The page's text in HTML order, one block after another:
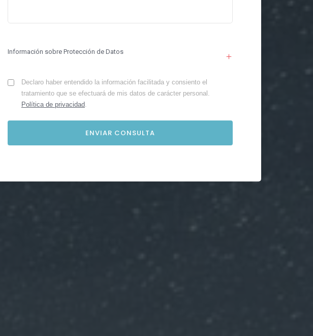
Información sobre Protección de Datos
Declaro haber entendido la información facilitada y consiento el
tratamiento que se efectuará de mis datos de carácter personal.
Política de privacidad.